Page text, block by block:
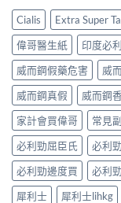
嗎？〉
中
福
的
終
點〉
中
析：
常
見
反
應、
發
生
率〉
中
非）
起
效
與
藥
效
持
續
完
整
指
南：
30
分
顆
夠
嗎？
30mg
vs
60mg
劑
量
選
擇
與
安
全
性
Cialis Extra Super
偉哥醫生紙
印度必
威而鋼假藥危害
威
威而鋼真假
威而鋼
家計會買偉哥
常見
必利勁屈臣氏
必利
必利勁邊度買
必利
犀利士
犀利士lihkg